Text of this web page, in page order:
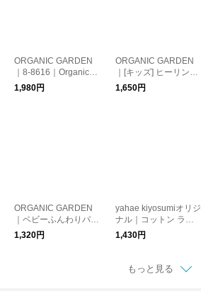
ORGANIC GARDEN
｜8-8616｜OrganicC
otton ふわふわベビー
ウォーマー
1,980円
ORGANIC GARDEN
｜[キッズ] ヒーリンサ
ポートパイルソックス
1,650円
ORGANIC GARDEN
｜ベビーふんわりパイ
ルソックス
1,320円
yahae kiyosumiオリジ
ナル｜コットン ライ
ンリブパイル - KIDS
【靴下 ソックス】
1,430円
もっと見る